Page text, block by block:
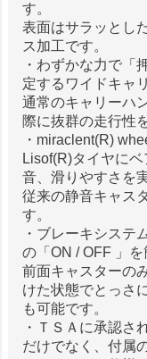
す。
表面はサラッとし
ス加工です。
・わずかな力で「
定するワイドキャ
通常のキャリーハ
際に抜群の走行性
・miraclent(R)
Lisof(R)タイヤに
音、滑りやすさを
従来の静音キャス
す。
・ブレーキシステ
の「ON / OFF 」を
前面キャスターの
けた状態でとっさ
も可能です。
・ＴＳＡに承認さ
だけでなく、付属